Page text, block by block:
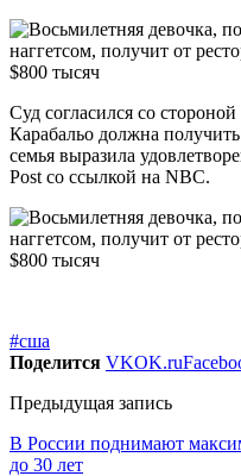
Суд согласился со
Карабальо должна
семья выразила
Post со ссылкой на NBC.
#сша
Поделится VKOK.ru
Предыдущая запись
В России поднимают
до 30 лет